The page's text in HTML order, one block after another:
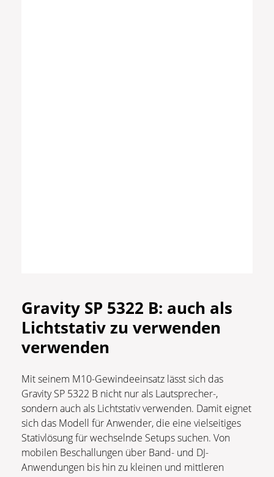
Gravity SP 5322 B: auch als
Lichtstativ zu verwenden
verwenden
Mit seinem M10-Gewindeeinsatz lässt sich das
Gravity SP 5322 B nicht nur als Lautsprecher-,
sondern auch als Lichtstativ verwenden. Damit eignet
sich das Modell für Anwender, die eine vielseitiges
Stativlösung für wechselnde Setups suchen. Von
mobilen Beschallungen über Band- und DJ-
Anwendungen bis hin zu kleinen und mittleren